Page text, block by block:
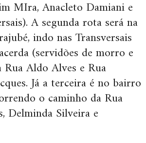
MIra, Anacleto Damiani e
A segunda rota será na
indo nas Transversais
(servidões de morro e
Rua Aldo Alves e Rua
Já a terceira é no bairro
o caminho da Rua
Delminda Silveira e